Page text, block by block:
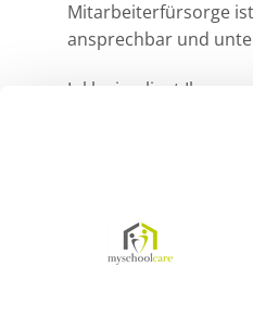
Mitarbeiterfürsorge
ansprechbar und
Inklusion liegt Ihnen